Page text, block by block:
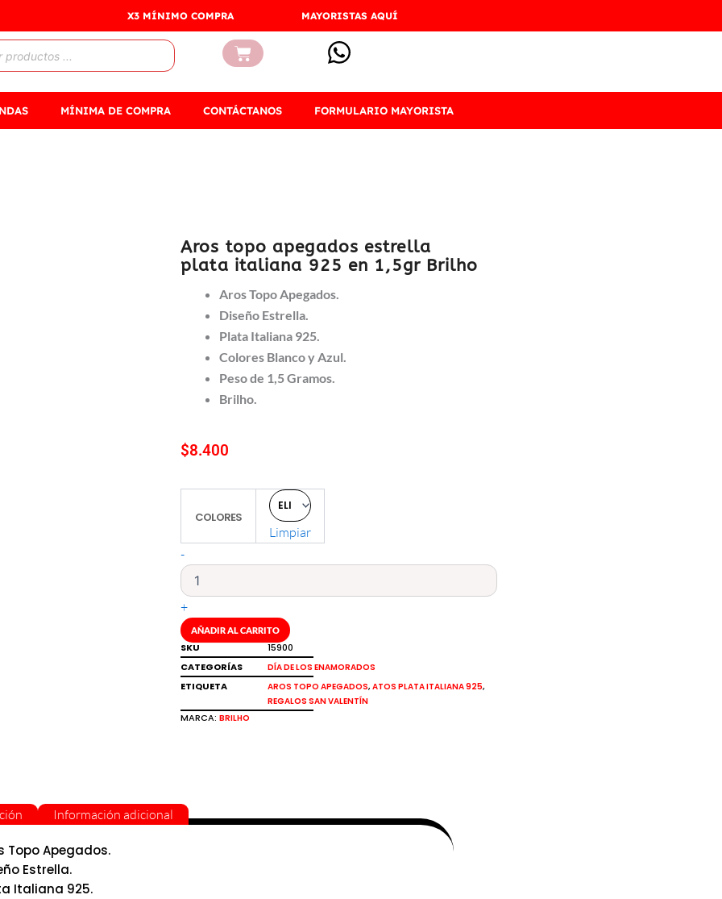
X3 MÍNIMO COMPRA MAYORISTAS AQUÍ
Carrito
MÍNIMA DE COMPRA CONTÁCTANOS FORMULARIO MAYORISTA
Aros topo apegados estrella
plata italiana 925 en 1,5gr Brilho
Aros Topo Apegados.
Diseño Estrella.
Plata Italiana 925.
Colores Blanco y Azul.
Peso de 1,5 Gramos.
Brilho.
$8.400
COLORES
Limpiar
-
topo
plata
italiana
925
en
1,5gr
Brilho
cantidad
+
AÑADIR AL CARRITO
SKU
15900
CATEGORÍAS
DÍA DE LOS ENAMORADOS
ETIQUETA AROS TOPO APEGADOS,ATOS PLATA ITALIANA 925,
REGALOS SAN VALENTÍN
MARCA:BRILHO
Información adicional
Topo Apegados.
Estrella.
Italiana 925.